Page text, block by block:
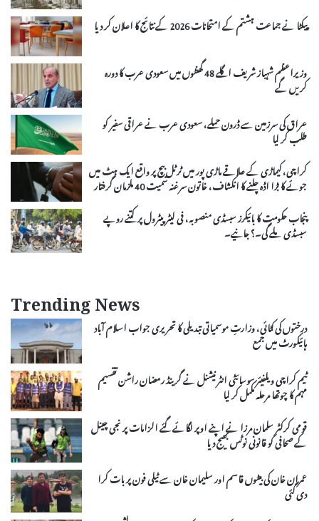
پیکٹا نے جماعت ہشتم کے امتحانات 2026 کے نتائج کا اعلان کر دیا
وزیراعظم شہباز شریف اگلے 48 گھنٹوں میں سعودی عرب کا دورہ
کریں گے
عراق کی سرزمین سے ڈرون حملے، سعودی عرب نے عراقی سفیر کو
طلب کر لیا
کراچی، کیماڑی کے علاقے ماڑی پور میں ٹرٹل بیچ پر واقع ایک ہٹ میں
جوئے کا بڑا اڈہ چلنے کا انکشاف، خاتون سرغنہ سمیت 40 ملزمان گرفتار
پنجاب حکومت کا بائیکرز سبسڈی منصوبہ، فی لیٹر پیٹرول پر کتنے روپے
سبسڈی ملے گی۔؟ جانیے۔
Trending News
درختوں کی کٹائی، وزارتِ موسمیاتی تبدیلی کا تحریری جواب اسلام آباد
ہائیکورٹ میں جمع
ٹیم کراچی ویلفیئر سوسائٹی انٹرنیشنل نے گرینڈ رمضان راشن تقسیم
مہم کا چوتھا مرحلہ مکمل کر لیا
قومی کرکٹر سلمان مرزا نے اپنے اوپر لگائے گئے الزامات پر نجی چینل
کے صحافی کو قانونی نوٹس بھیج دیا
عمران خان کی بیٹوں قاسم اور سلیمان خان سے ٹیلی فون پر بات کرا
دی گئی